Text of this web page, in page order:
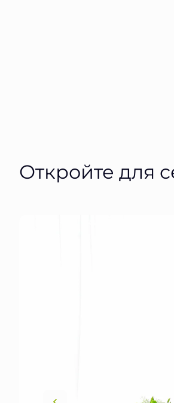
Откройте для